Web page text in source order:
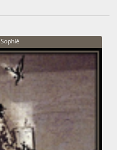
Sophié